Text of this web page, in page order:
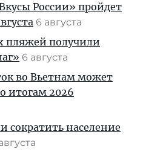
России» пройдет
6 августа
пляжей получили
6 августа
во Вьетнам может
итогам 2026
сократить население